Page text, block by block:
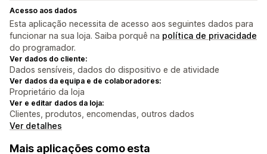
Acesso aos dados
Esta aplicação necessita de acesso aos seguintes dados para
funcionar na sua loja. Saiba porquê na política de privacidade
do programador.
Ver dados do cliente:
Dados sensíveis, dados do dispositivo e de atividade
Ver dados da equipa e de colaboradores:
Proprietário da loja
Ver e editar dados da loja:
Clientes, produtos, encomendas, outros dados
Ver detalhes
Mais aplicações como esta